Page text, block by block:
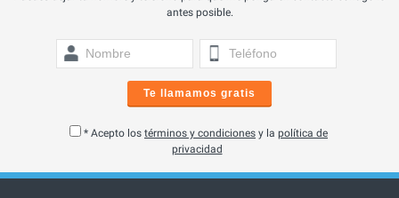
antes posible.
Te llamamos gratis
* Acepto los términos y condiciones y la política de
privacidad